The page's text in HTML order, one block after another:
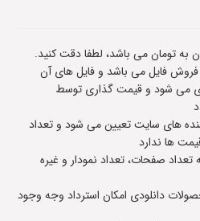
به تومان می باشد، لطفا دقت کنید.
فایل می باشد و فایل های آن
می شود و قیمت گذاری توسط
های سایت تعیین می شود و تعداد
ها ندارد
تعداد صفحات، تعداد نمودار و غیره
دانلودی امکان استرداد وجه وجود